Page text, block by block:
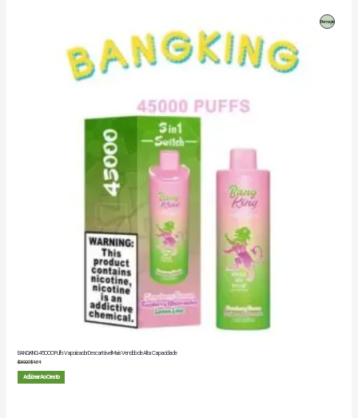
BANG KING 45000 Puffs Vaporizador Descartável Mais Vendido de Alta Capacidade
PromoçãoProduto
$30.00$4.64
Adicionar Ao Cesto